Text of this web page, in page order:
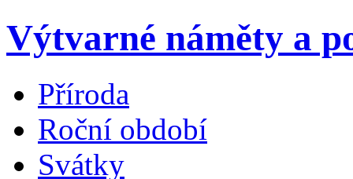
Výtvarné náměty a
Příroda
Roční období
Svátky